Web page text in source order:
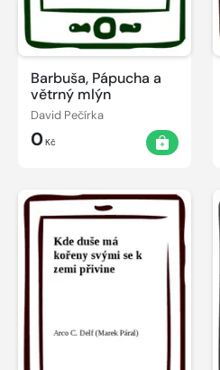
Barbuša, Pápucha a
větrný mlýn
David Pečírka
0Kč